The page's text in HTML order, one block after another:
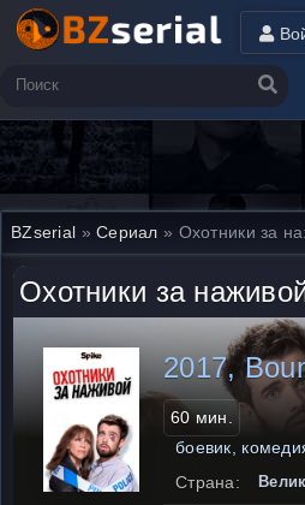
BZserial »Сериал » Охотники за
Охотники за
2017,
60 мин.
боевик,
Страна: